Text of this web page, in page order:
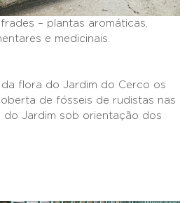
– plantas aromáticas,
e medicinais.
flora do Jardim do Cerco os
de fósseis de rudistas nas
do Jardim sob orientação dos